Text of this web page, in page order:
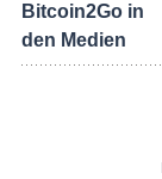
Bitcoin2Go in
den Medien